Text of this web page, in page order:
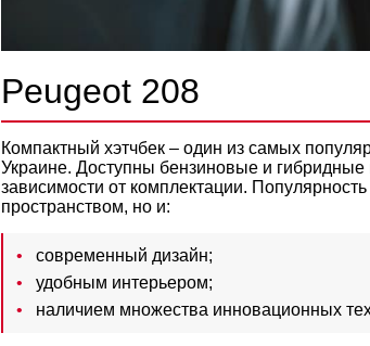
Peugeot 208
Компактный хэтчбек – один из самых
Украине. Доступны бензиновые и гибридные
зависимости от комплектации.
пространством, но и:
современный дизайн;
удобным интерьером;
наличием множества инновационных